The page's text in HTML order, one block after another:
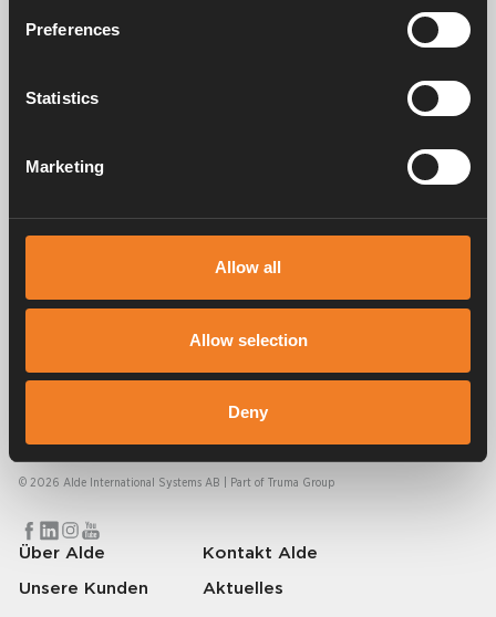
Preferences
Statistics
Marketing
Allow all
Allow selection
Deny
Service und support
Heizungssysteme für Wohnmobile und Wohnwagen her. Schon damals
© 2026 Alde International Systems AB | Part of Truma Group
Über Alde
Unsere Kunden
Kontakt Alde
Aktuelles